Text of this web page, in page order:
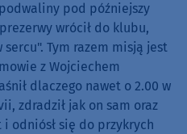
pod późniejszy
wrócił do klubu,
Tym razem misją jest
z Wojciechem
dlaczego nawet o 2.00 w
zdradził jak on sam oraz
odniósł się do przykrych